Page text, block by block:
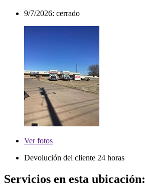
9/7/2026: cerrado
Verfotos
Devolución del cliente 24 horas
Servicios en esta ubicación: